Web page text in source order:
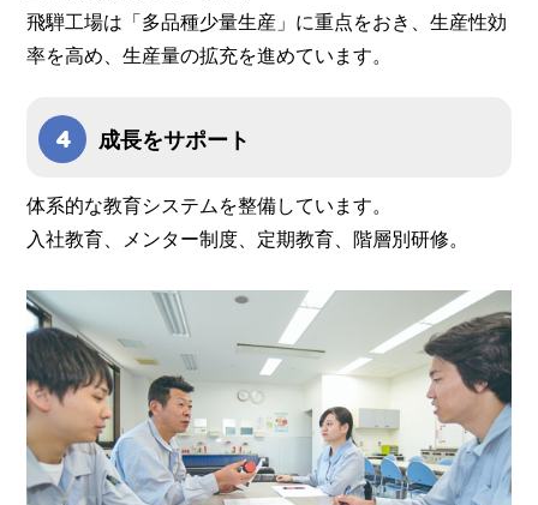
飛騨工場は「多品種少量生産」に重点をおき、生産性効
率を高め、生産量の拡充を進めています。
成長をサポート
体系的な教育システムを整備しています。
入社教育、メンター制度、定期教育、階層別研修。